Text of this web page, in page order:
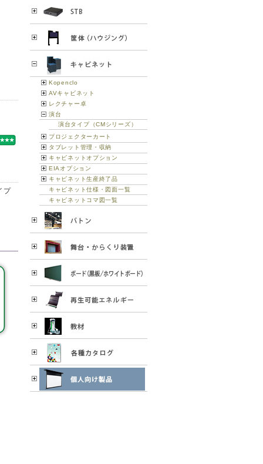
プ
Kopenclo
AVキャビネット
レクチャー卓
演台
演台タイプ（CMシリーズ）
プロジェクターカート
タブレット管理・収納
キャビネットオプション
EIAオプション
キャビネット生産終了品
キャビネット仕様・図面一覧
キャビネットコマ図一覧